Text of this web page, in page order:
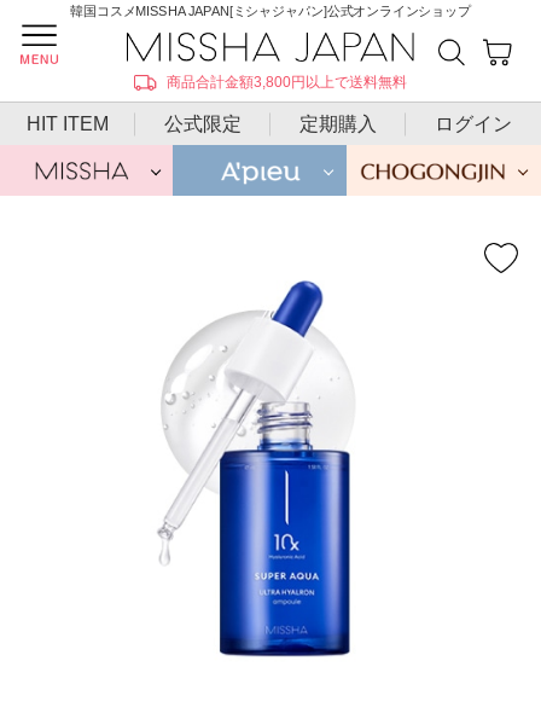
韓国コスメMISSHA JAPAN[ミシャジャパン]公式オンラインショップ
商品合計金額3,800円以上で送料無料
HIT ITEM 公式限定 定期購入 ログイン